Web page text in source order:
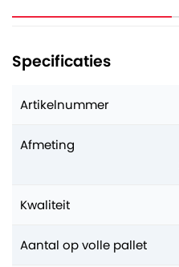
Specificaties
Artikelnummer
Afmeting
Kwaliteit
Aantal op volle pallet